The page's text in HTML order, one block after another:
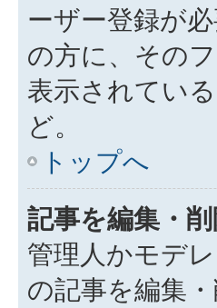
ーザー登録が
の方に、その
表示されてい
ど。
トップへ
記事を編集・
管理人かモデ
の記事を編集